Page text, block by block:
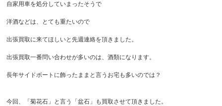
自家用車を処分していまったそうで
洋酒などは、とても重たいので
出張買取に来てほしいと先週連絡を頂きました。
出張買取一番問い合わせが多いのは、酒類になります。
長年サイドボートに飾ったままと言うお宅も多いのでは？
今回、「菊花石」と言う「盆石」も買取させて頂きました。